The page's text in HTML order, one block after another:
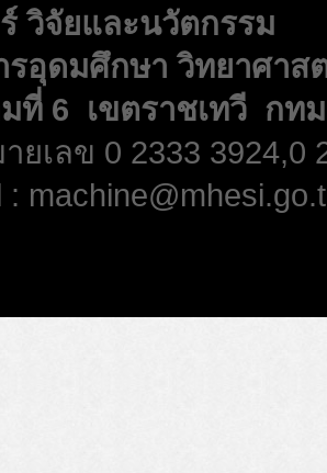
วิจัยและนวัตกรรม
รอุดมศึกษา วิทยาศาส
ที่ 6 เขตราชเทวี กทม
เลข 0 2333 3924,0